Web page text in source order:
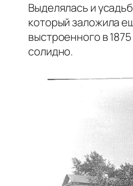
Выделялась и
который заложила
выстроенного в
солидно.